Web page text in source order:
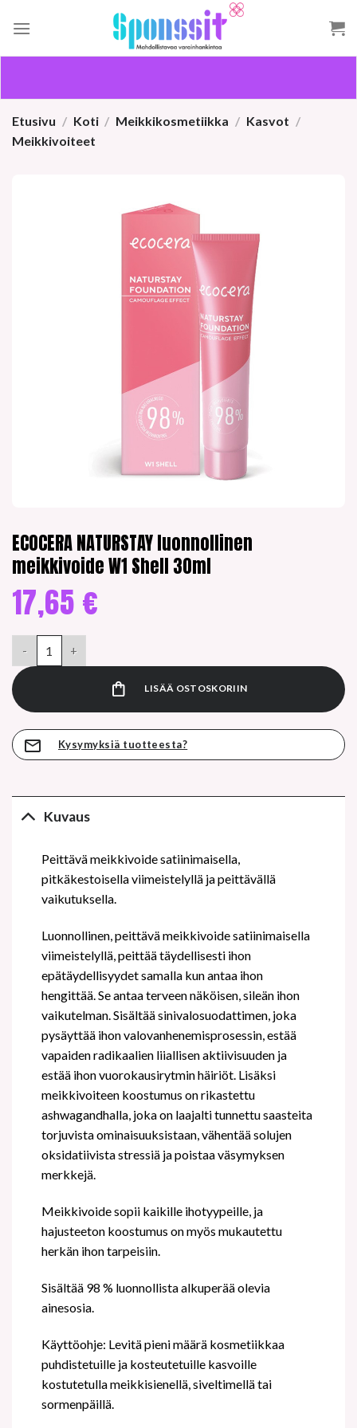
Etusivu / Koti / Meikkikosmetiikka / Kasvot /
Meikkivoiteet
ECOCERA NATURSTAY luonnollinen
meikkivoide W1 Shell 30ml
17,65 €
LISÄÄ OSTOSKORIIN
Kysymyksiä tuotteesta?
Kuvaus
Peittävä meikkivoide satiinimaisella,
pitkäkestoisella viimeistelyllä ja peittävällä
vaikutuksella.
Luonnollinen, peittävä meikkivoide satiinimaisella
viimeistelyllä, peittää täydellisesti ihon
epätäydellisyydet samalla kun antaa ihon
hengittää. Se antaa terveen näköisen, sileän ihon
vaikutelman. Sisältää sinivalosuodattimen, joka
pysäyttää ihon valovanhenemisprosessin, estää
vapaiden radikaalien liiallisen aktiivisuuden ja
estää ihon vuorokausirytmin häiriöt. Lisäksi
meikkivoiteen koostumus on rikastettu
ashwagandhalla, joka on laajalti tunnettu saasteita
torjuvista ominaisuuksistaan, vähentää solujen
oksidatiivista stressiä ja poistaa väsymyksen
merkkejä.
Meikkivoide sopii kaikille ihotyypeille, ja
hajusteeton koostumus on myös mukautettu
herkän ihon tarpeisiin.
Sisältää 98 % luonnollista alkuperää olevia
ainesosia.
Käyttöohje: Levitä pieni määrä kosmetiikkaa
puhdistetuille ja kosteutetuille kasvoille
kostutetulla meikkisienellä, siveltimellä tai
sormenpäillä.